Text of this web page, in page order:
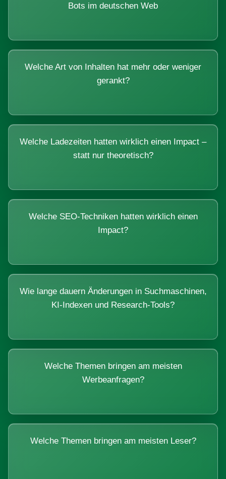
Bots im deutschen Web
Welche Art von Inhalten hat mehr oder weniger
gerankt?
Welche Ladezeiten hatten wirklich einen Impact –
statt nur theoretisch?
Welche SEO-Techniken hatten wirklich einen
Impact?
Wie lange dauern Änderungen in Suchmaschinen,
KI-Indexen und Research-Tools?
Welche Themen bringen am meisten
Werbeanfragen?
Welche Themen bringen am meisten Leser?